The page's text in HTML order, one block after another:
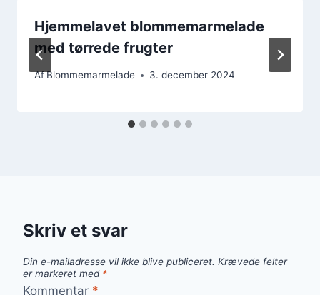
Hjemmelavet blommemarmelade
med tørrede frugter
AfBlommemarmelade 3. december 2024
Skriv et svar
Din e-mailadresse vil ikke blive publiceret. Krævede felter
er markeret med *
Kommentar *